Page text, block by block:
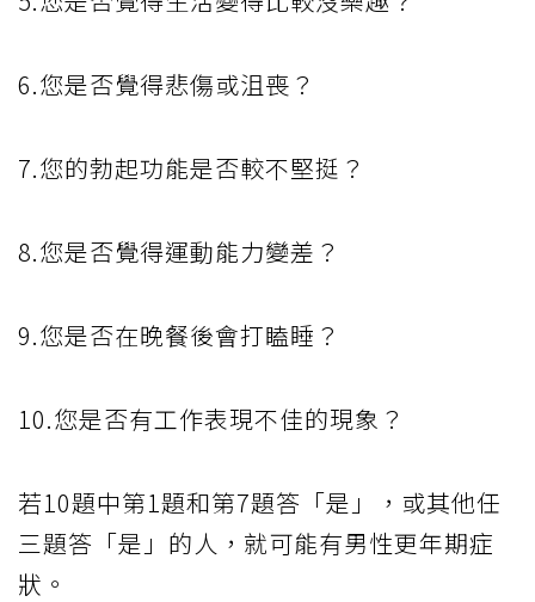
6.您是否覺得悲傷或沮喪？
7.您的勃起功能是否較不堅挺？
8.您是否覺得運動能力變差？
9.您是否在晚餐後會打瞌睡？
10.您是否有工作表現不佳的現象？
若10題中第1題和第7題答「是」，或其他任
三題答「是」的人，就可能有男性更年期症
狀。